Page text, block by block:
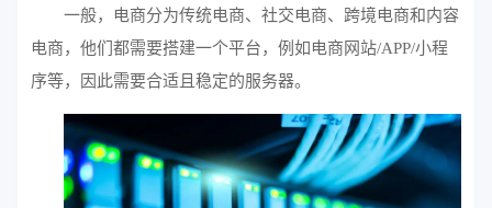
一般，电商分为传统电商、社交电商、跨境电商和内容
电商，他们都需要搭建一个平台，例如电商网站/APP/小程
序等，因此需要合适且稳定的服务器。